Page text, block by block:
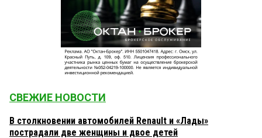
СВЕЖИЕ НОВОСТИ
В столкновении автомобилей Renault и «Лады»
пострадали две женщины и двое детей